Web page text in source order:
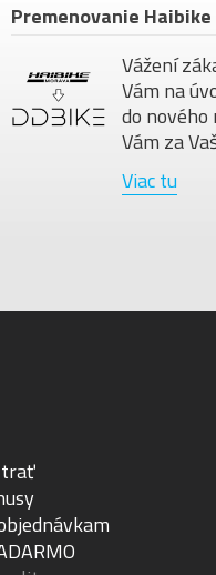
Premenovanie Haibike
Vážení
Vám na
do nového
Vám za
Viac tu
trať